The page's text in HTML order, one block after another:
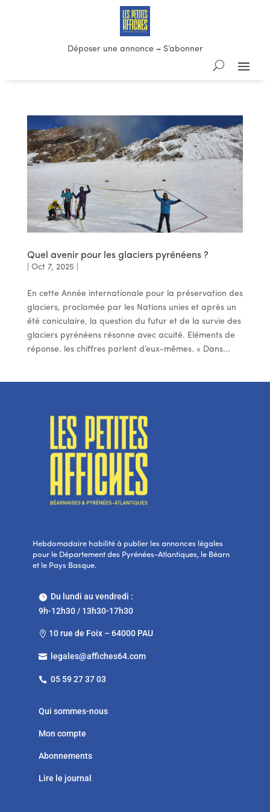
Déposer une annonce– S’abonner
Quel avenir pour les glaciers pyrénéens ?
Oct 7, 2025
En cette Année internationale pour la préservation des
glaciers, proclamée par les Nations unies et après un
été caniculaire, la question du futur et de la survie des
glaciers pyrénéens résonne avec acuité. Eléments de
réponse. les chiffres parlent d’eux-mêmes. « Dans...
Hebdomadaire habilité à publier les annonces légales
pour le Département des Pyrénées-Atlantiques, le Béarn
et le Pays Basque.
Du lundi au vendredi :
9h-12h30 / 13h30-17h30
 10 rue de Foix – 64000 PAU
 legales@affiches64.com
 05 59 27 37 03
Qui sommes-nous
Mon compte
Abonnements
Lire le journal